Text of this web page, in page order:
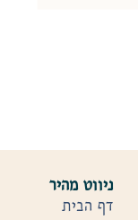
ניווט מהיר
דף הבית